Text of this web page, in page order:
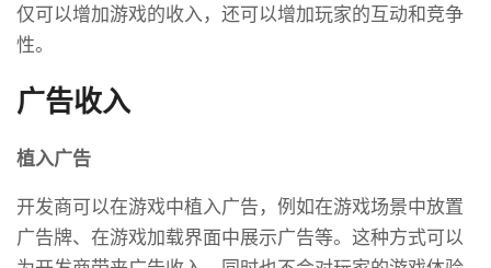
仅可以增加游戏的收入，还可以增加玩家的互动和竞争
性。
广告收入
植入广告
开发商可以在游戏中植入广告，例如在游戏场景中放置
广告牌、在游戏加载界面中展示广告等。这种方式可以